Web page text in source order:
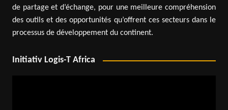
de partage et d’échange, pour une meilleure compréhension
des outils et des opportunités qu’offrent ces secteurs dans le
processus de développement du continent.
Initiativ Logis-T Africa